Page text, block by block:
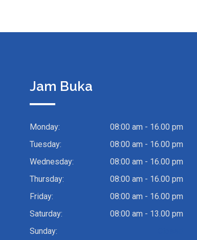
Jam Buka
Monday:
08:00 am - 16.00 pm
Tuesday:
08:00 am - 16.00 pm
Wednesday:
08:00 am - 16.00 pm
Thursday:
08:00 am - 16.00 pm
Friday:
08:00 am - 16.00 pm
Saturday:
08:00 am - 13.00 pm
Sunday: